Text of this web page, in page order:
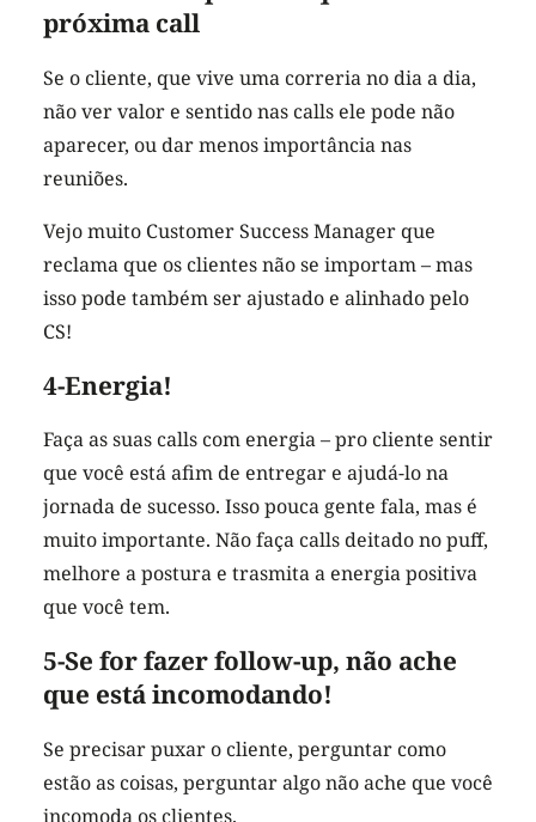
próxima call
Se o cliente, que vive uma correria no dia a dia,
não ver valor e sentido nas calls ele pode não
aparecer, ou dar menos importância nas
reuniões.
Vejo muito Customer Success Manager que
reclama que os clientes não se importam – mas
isso pode também ser ajustado e alinhado pelo
CS!
4-Energia!
Faça as suas calls com energia – pro cliente sentir
que você está afim de entregar e ajudá-lo na
jornada de sucesso. Isso pouca gente fala, mas é
muito importante. Não faça calls deitado no puff,
melhore a postura e trasmita a energia positiva
que você tem.
5-Se for fazer follow-up, não ache
que está incomodando!
Se precisar puxar o cliente, perguntar como
estão as coisas, perguntar algo não ache que você
incomoda os clientes.